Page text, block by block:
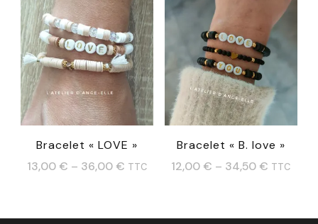
plusieurs
variations.
Les
options
peuvent
être
choisies
la
Bracelet « LOVE »
13,00 € – 36,00 € TTC
Bracelet « B. love »
12,00 € – 34,50 € TTC